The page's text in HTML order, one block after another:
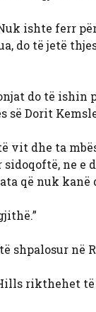
ishte ferr
do të jetë
do të ishin
së Dorit
vit dhe ta
ne e
që nuk kanë
shpalosur në
rikthehet të